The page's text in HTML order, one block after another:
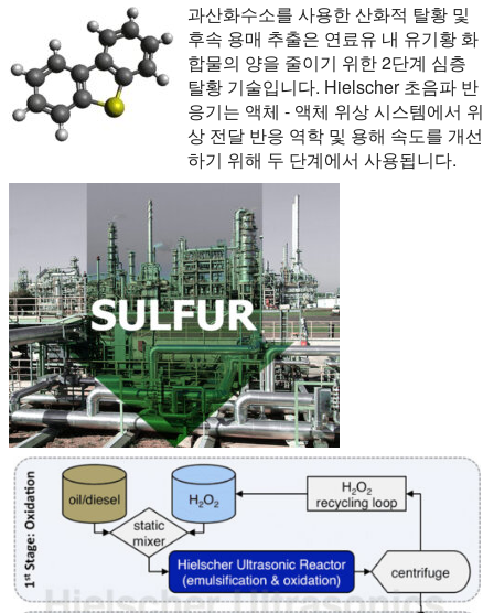
과산화수소를 사용한 산화적 탈황 및
후속 용매 추출은 연료유 내 유기황 화
합물의 양을 줄이기 위한 2단계 심층
탈황 기술입니다. Hielscher 초음파 반
응기는 액체 - 액체 위상 시스템에서 위
상 전달 반응 역학 및 용해 속도를 개선
하기 위해 두 단계에서 사용됩니다.